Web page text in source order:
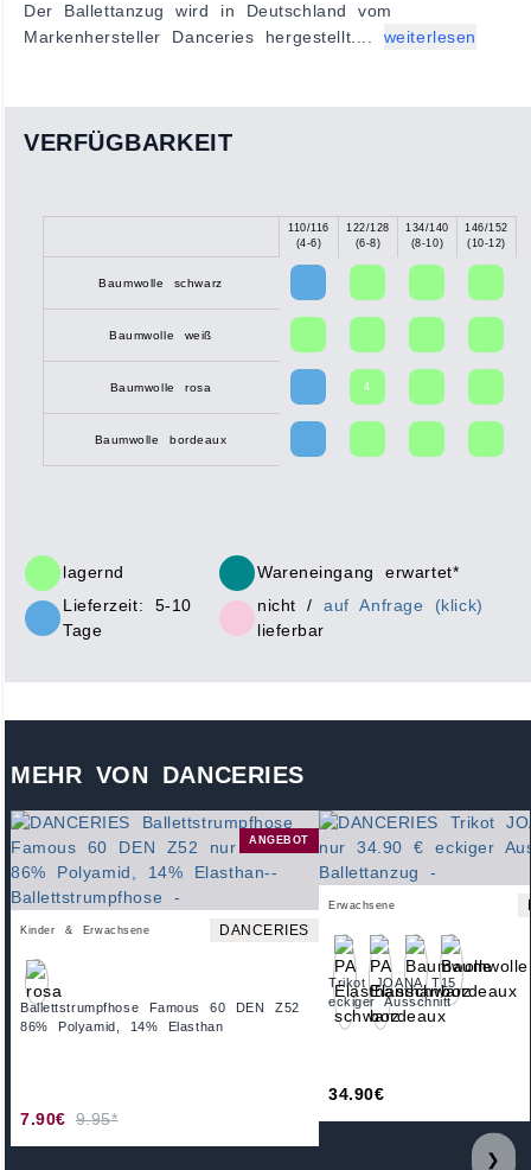
Der Ballettanzug wird in Deutschland vom
Markenhersteller Danceries hergestellt.... weiterlesen
VERFÜGBARKEIT
110/116
(4-6)
122/128
(6-8)
134/140
(8-10)
146/152
(10-12)
Baumwolle schwarz
Baumwolle weiß
Baumwolle rosa 4
Baumwolle bordeaux
lagernd
Wareneingang erwartet*
Lieferzeit: 5-10
Tage
nicht /auf Anfrage (klick)
lieferbar
MEHR VON DANCERIES
ANGEBOT
Kinder & Erwachsene DANCERIES
Ballettstrumpfhose Famous 60 DEN Z52
86% Polyamid, 14% Elasthan
7.90€ 9.95*
Erwachsene
Trikot JOANA T15
eckiger Ausschnitt
34.90€
❯